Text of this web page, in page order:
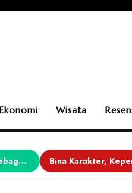
Ekonomi Wisata
Prof. Abdullah Terpilih sebagai Ketua APDII Periode 2026–2030